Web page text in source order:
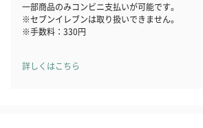
一部商品のみコンビニ支払いが可能です。
※セブンイレブンは取り扱いできません。
※手数料：330円
詳しくはこちら